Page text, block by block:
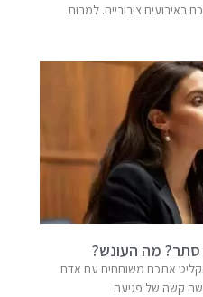
ציבוריים. למרות
מה העונש?
אתכם משוחחים עם אדם
קשה של פגיעה